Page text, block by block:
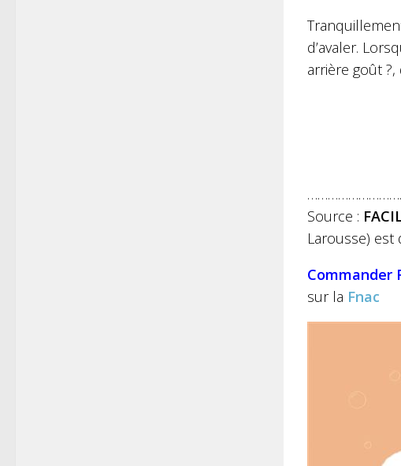
d’avaler.
arrière goût
Source :
Larousse)
Commander
sur la Fnac